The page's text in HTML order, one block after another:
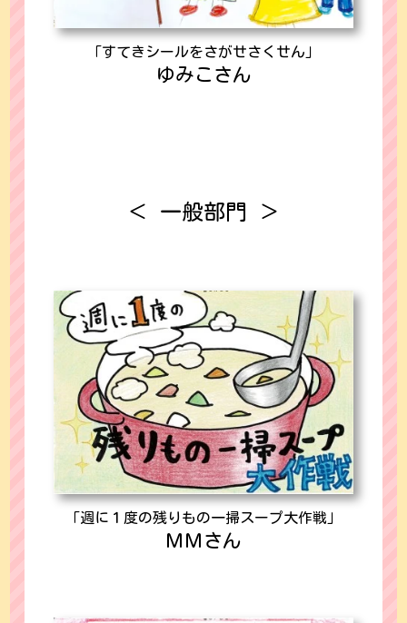
「すてきシールをさがせさくせん」
ゆみこさん
＜ 一般部門 ＞
「週に１度の残りもの一掃スープ大作戦」
ＭＭさん